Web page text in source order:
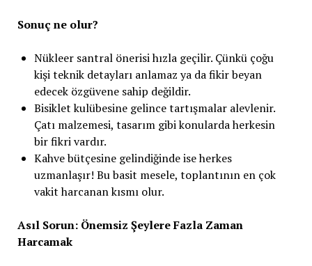
Sonuç ne olur?
Nükleer santral önerisi hızla geçilir. Çünkü çoğu
kişi teknik detayları anlamaz ya da fikir beyan
edecek özgüvene sahip değildir.
Bisiklet kulübesine gelince tartışmalar alevlenir.
Çatı malzemesi, tasarım gibi konularda herkesin
bir fikri vardır.
Kahve bütçesine gelindiğinde ise herkes
uzmanlaşır! Bu basit mesele, toplantının en çok
vakit harcanan kısmı olur.
Asıl Sorun: Önemsiz Şeylere Fazla Zaman
Harcamak